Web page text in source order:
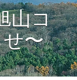
山コ
〜